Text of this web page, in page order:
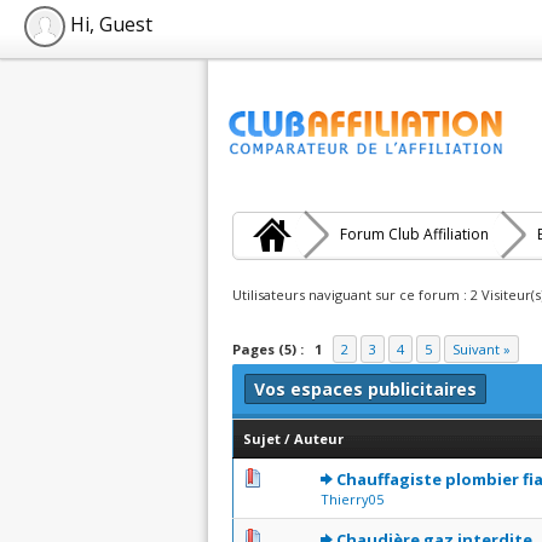
Hi, Guest
Forum Club Affiliation
Utilisateurs naviguant sur ce forum : 2
Pages (5) : 1 2 3 4 5 Suivant »
Vos espaces publicitaires
Sujet / Auteur
Chauffagiste plombier
Thierry05
0 Votes - 0 sur 5 en
12345